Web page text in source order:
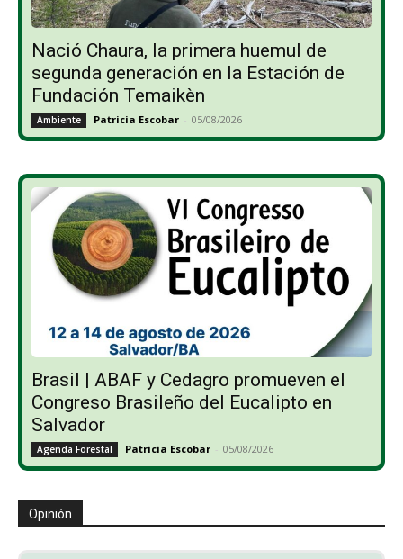
Nació Chaura, la primera huemul de
segunda generación en la Estación de
Fundación Temaikèn
Ambiente Patricia Escobar - 05/08/2026
Brasil | ABAF y Cedagro promueven el
Congreso Brasileño del Eucalipto en
Salvador
Agenda Forestal Patricia Escobar - 05/08/2026
Opinión